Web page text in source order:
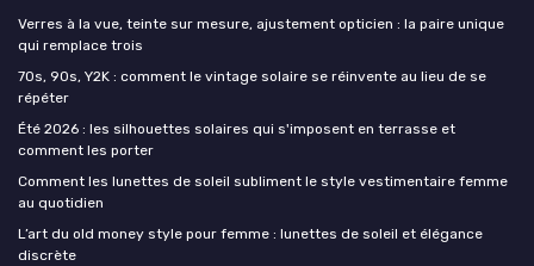
Verres à la vue, teinte sur mesure, ajustement opticien : la paire unique
qui remplace trois
70s, 90s, Y2K : comment le vintage solaire se réinvente au lieu de se
répéter
Été 2026 : les silhouettes solaires qui s'imposent en terrasse et
comment les porter
Comment les lunettes de soleil subliment le style vestimentaire femme
au quotidien
L’art du old money style pour femme : lunettes de soleil et élégance
discrète